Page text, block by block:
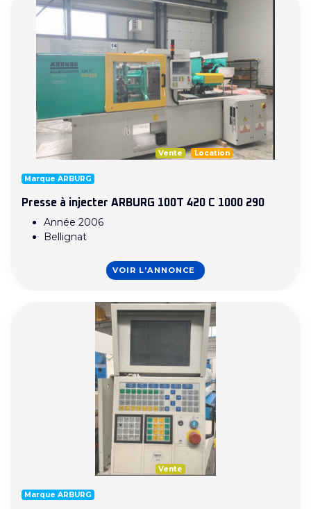
Vente Location
Marque ARBURG
Presse à injecter ARBURG 100T 420 C 1000 290
Année 2006
Bellignat
VOIR L'ANNONCE
Vente
Marque ARBURG